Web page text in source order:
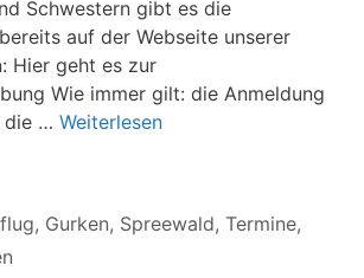
Schwestern gibt es die
auf der Webseite unserer
Hier geht es zur
Wie immer gilt: die Anmeldung
die … Weiterlesen
, Gurken, Spreewald, Termine,